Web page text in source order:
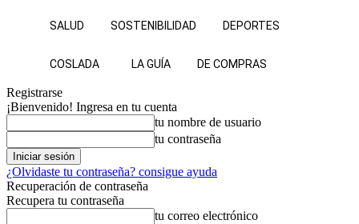
SALUD SOSTENIBILIDAD DEPORTES
COSLADA LA GUÍA DE COMPRAS
Registrarse
¡Bienvenido! Ingresa en tu cuenta
tu nombre de usuario
tu contraseña
¿Olvidaste tu contraseña? consigue ayuda
Recuperación de contraseña
Recupera tu contraseña
tu correo electrónico